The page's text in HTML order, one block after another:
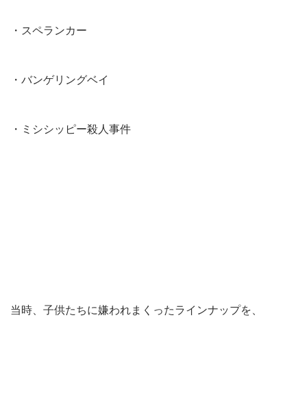
・スペランカー
・バンゲリングベイ
・ミシシッピー殺人事件
当時、子供たちに嫌われまくったラインナップを、